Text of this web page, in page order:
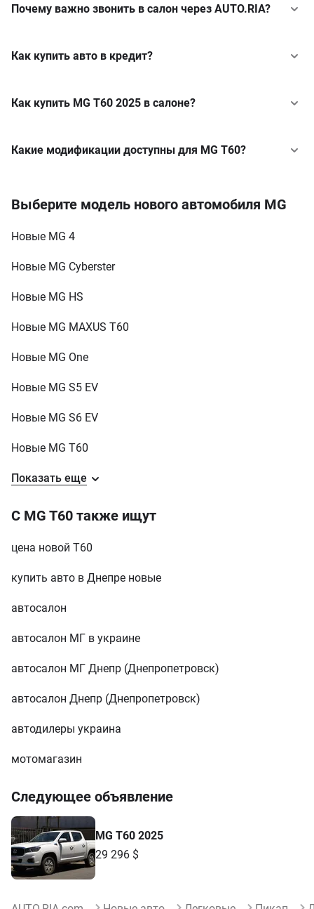
Почему важно звонить в салон через AUTO.RIA?
Как купить авто в кредит?
MG 4у кредит
MG Cyberster
MG HS у кредит
MG MAXUS T60
MG Oneу кредит
MG S5 EVу кредит
MG S6 EVу кредит
MG T60у кредит
MG ZS у кредит
Как купить MG T60 2025 в салоне?
Какие модификации доступны для MG T60?
2.0TD MT (161 к.с.) 4WD
Выберите модель нового автомобиля MG
Новые MG 4
Новые MG Cyberster
Новые MG HS
Новые MG MAXUS T60
Новые MG One
Новые MG S5 EV
Новые MG S6 EV
Новые MG T60
Показать еще
С MG T60 также ищут
цена новой Т60
купить авто в Днепре новые
автосалон
автосалон МГ в украине
автосалон МГ Днепр (Днепропетровск)
автосалон Днепр (Днепропетровск)
автодилеры украина
мотомагазин
Следующее объявление
MG T60 2025
29 296 $